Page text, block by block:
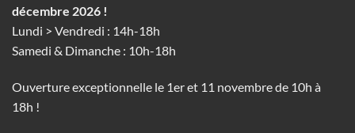
décembre 2026 !
Lundi > Vendredi : 14h-18h
Samedi & Dimanche : 10h-18h
Ouverture exceptionnelle le 1er et 11 novembre de 10h à
18h !